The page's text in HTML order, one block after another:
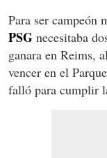
Para ser campeón
PSG necesitaba
ganara en Reims,
vencer en el
falló para cumplir